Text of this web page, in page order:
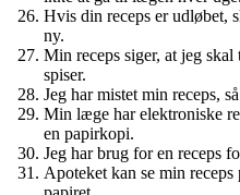
Hvis din receps er udløbet,
ny.
Min receps siger, at jeg
spiser.
Jeg har mistet min receps,
Min læge har elektroniske
en papirkopi.
Jeg har brug for en receps
Apoteket kan se min